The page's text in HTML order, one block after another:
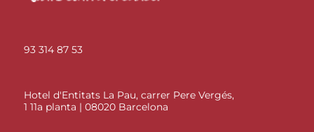
93 314 87 53
Hotel d'Entitats La Pau, carrer Pere Vergés,
1 11a planta | 08020 Barcelona